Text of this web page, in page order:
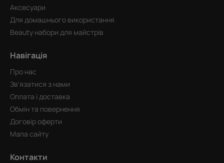
Аксесуари
Для домашнього використання
Beauty набори для майстрів
Навігація
Про нас
Зв'язатися з нами
Оплата і доставка
Обмін та повернення
Договір оферти
Мапа сайту
Контакти